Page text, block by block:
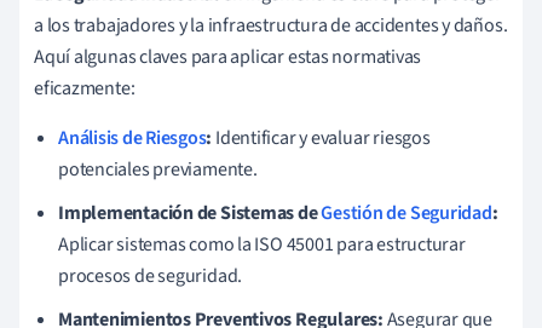
a los trabajadores y la infraestructura de accidentes y daños.
Aquí algunas claves para aplicar estas normativas
eficazmente:
Análisis de Riesgos: Identificar y evaluar riesgos
potenciales previamente.
Implementación de Sistemas deGestión de Seguridad:
Aplicar sistemas como la ISO 45001 para estructurar
procesos de seguridad.
Mantenimientos Preventivos Regulares:Asegurar que